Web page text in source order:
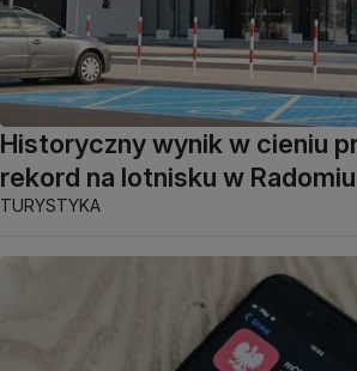
Historyczny wynik w cieniu
rekord na lotnisku w Radomiu
TURYSTYKA